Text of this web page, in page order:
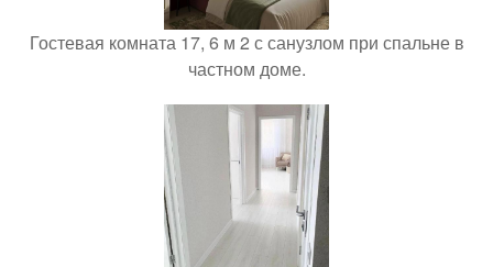
Гостевая комната 17, 6 м 2 с санузлом при спальне в
частном доме.